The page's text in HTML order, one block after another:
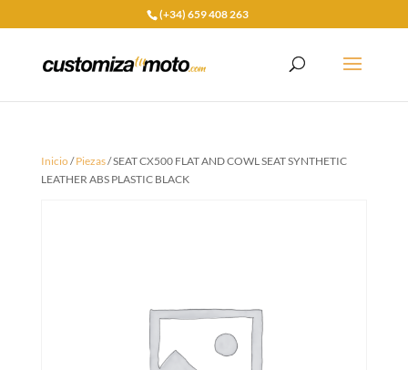
(+34) 659 408 263
Inicio/Piezas/ SEAT CX500 FLAT AND COWL SEAT SYNTHETIC
LEATHER ABS PLASTIC BLACK